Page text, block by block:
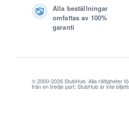
Alla beställningar
omfattas av 100%
garanti
© 2000-2026 StubHub. Alla rättigheter
från en tredje part; StubHub är inte